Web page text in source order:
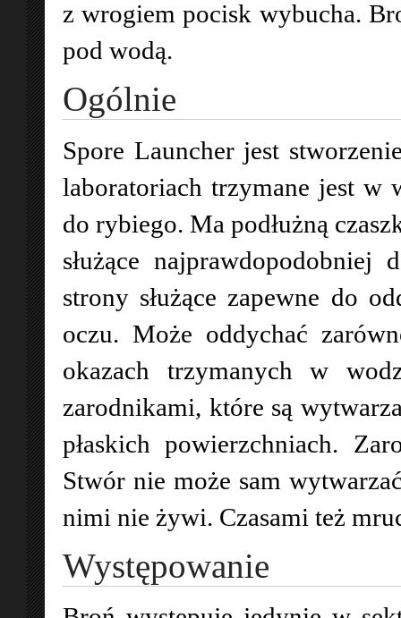
z wrogiem pocisk wybucha.
pod wodą.
Ogólnie
Spore Launcher jest
laboratoriach trzymane jest w
do rybiego. Ma podłużną
służące
strony służące zapewne do
oczu. Może oddychać
okazach trzymanych w
zarodnikami, które są
płaskich powierzchniach.
Stwór nie może sam
nimi nie żywi. Czasami też
Występowanie